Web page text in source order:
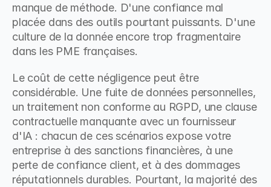
manque de méthode. D'une confiance mal
placée dans des outils pourtant puissants. D'une
culture de la donnée encore trop fragmentaire
dans les PME françaises.
Le coût de cette négligence peut être
considérable. Une fuite de données personnelles,
un traitement non conforme au RGPD, une clause
contractuelle manquante avec un fournisseur
d'IA : chacun de ces scénarios expose votre
entreprise à des sanctions financières, à une
perte de confiance client, et à des dommages
réputationnels durables. Pourtant, la majorité des